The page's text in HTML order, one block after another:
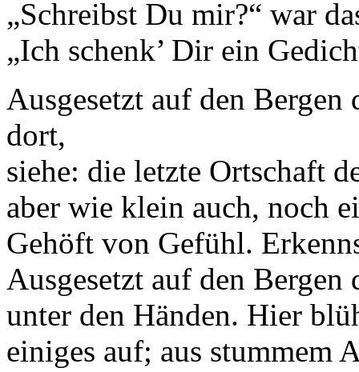
„Schreibst Du mir?“ war
„Ich schenk’ Dir ein
Ausgesetzt auf den
dort,
siehe: die letzte Ortschaft
aber wie klein auch, noch
Gehöft von Gefühl.
Ausgesetzt auf den Bergen
unter den Händen. Hier
einiges auf; aus stummem